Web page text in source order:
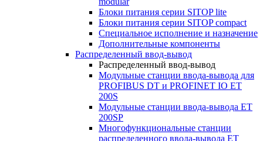
Блоки питания серии SITOP lite
Блоки питания серии SITOP compact
Специальное исполнение и назначение
Дополнительные компоненты
Распределенный ввод-вывод
Распределенный ввод-вывод
Модульные станции ввода-вывода для
PROFIBUS DT и PROFINET IO ET
200S
Модульные станции ввода-вывода ET
200SP
Многофункциональные станции
распределенного ввода-вывода ET